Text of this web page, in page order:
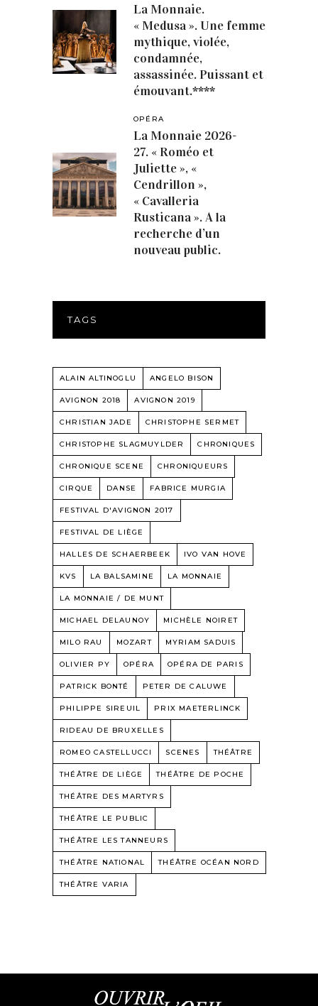
La Monnaie.
« Medusa ». Une femme
mythique, violée,
condamnée,
assassinée. Puissant et
émouvant.****
OPÉRA
La Monnaie 2026-
27. « Roméo et
Juliette », «
Cendrillon »,
« Cavalleria
Rusticana ». A la
recherche d’un
nouveau public.
TAGS
ALAIN ALTINOGLU ANGELO BISON
AVIGNON 2018 AVIGNON 2019
CHRISTIAN JADE CHRISTOPHE SERMET
CHRISTOPHE SLAGMUYLDER CHRONIQUES
CHRONIQUE SCENE CHRONIQUEURS
CIRQUE DANSE FABRICE MURGIA
FESTIVAL D'AVIGNON 2017
FESTIVAL DE LIÈGE
HALLES DE SCHAERBEEK IVO VAN HOVE
KVS LA BALSAMINE LA MONNAIE
LA MONNAIE / DE MUNT
MICHAEL DELAUNOY MICHÈLE NOIRET
MILO RAU MOZART MYRIAM SADUIS
OLIVIER PY OPÉRA OPÉRA DE PARIS
PATRICK BONTÉ PETER DE CALUWE
PHILIPPE SIREUIL PRIX MAETERLINCK
RIDEAU DE BRUXELLES
ROMEO CASTELLUCCI SCENES THÉÂTRE
THÉÂTRE DE LIÈGE THÉÂTRE DE POCHE
THÉÂTRE DES MARTYRS
THÉÂTRE LE PUBLIC
THÉÂTRE LES TANNEURS
THÉÂTRE NATIONAL THÉÂTRE OCÉAN NORD
THÉÂTRE VARIA